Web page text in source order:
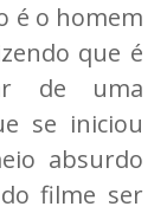
é o homem
que é
de uma
se iniciou
absurdo
filme ser